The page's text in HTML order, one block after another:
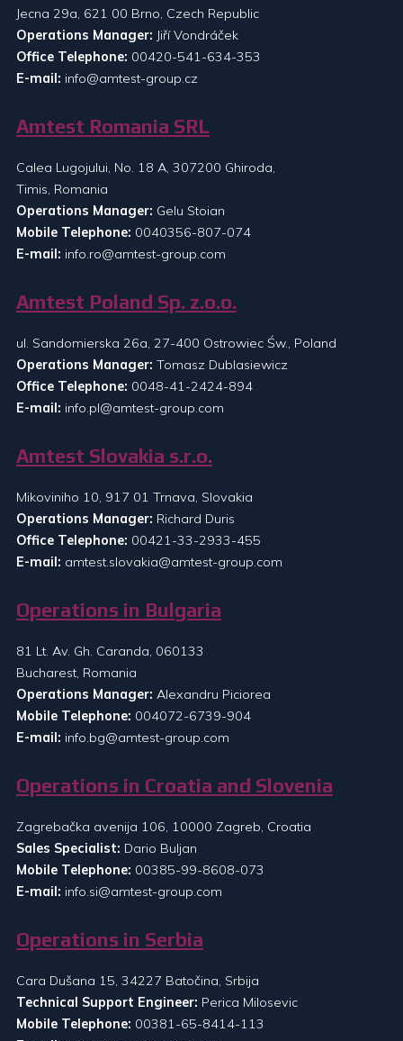
Jecna 29a, 621 00 Brno, Czech Republic
Operations Manager: Jiří Vondráček
Office Telephone: 00420-541-634-353
E-mail: info@amtest-group.cz
Amtest Romania SRL
Calea Lugojului, No. 18 A, 307200 Ghiroda,
Timis, Romania
Operations Manager: Gelu Stoian
Mobile Telephone: 0040356-807-074
E-mail: info.ro@amtest-group.com
Amtest Poland Sp. z.o.o.
ul. Sandomierska 26a, 27-400 Ostrowiec Św., Poland
Operations Manager: Tomasz Dublasiewicz
Office Telephone: 0048-41-2424-894
E-mail: info.pl@amtest-group.com
Amtest Slovakia s.r.o.
Mikoviniho 10, 917 01 Trnava, Slovakia
Operations Manager: Richard Duris
Office Telephone: 00421-33-2933-455
E-mail: amtest.slovakia@amtest-group.com
Operations in Bulgaria
81 Lt. Av. Gh. Caranda, 060133
Bucharest, Romania
Operations Manager: Alexandru Piciorea
Mobile Telephone: 004072-6739-904
E-mail: info.bg@amtest-group.com
Operations in Croatia and Slovenia
Zagrebačka avenija 106, 10000 Zagreb, Croatia
Sales Specialist: Dario Buljan
Mobile Telephone: 00385-99-8608-073
E-mail: info.si@amtest-group.com
Operations in Serbia
Cara Dušana 15, 34227 Batočina, Srbija
Technical Support Engineer: Perica Milosevic
Mobile Telephone: 00381-65-8414-113